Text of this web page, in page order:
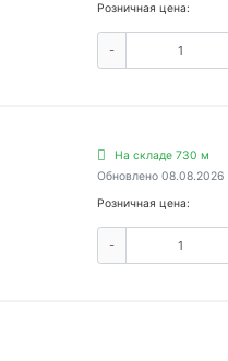
Розничная цена:
-
На складе 730 м
Обновлено 08.08.2026
Розничная цена:
-